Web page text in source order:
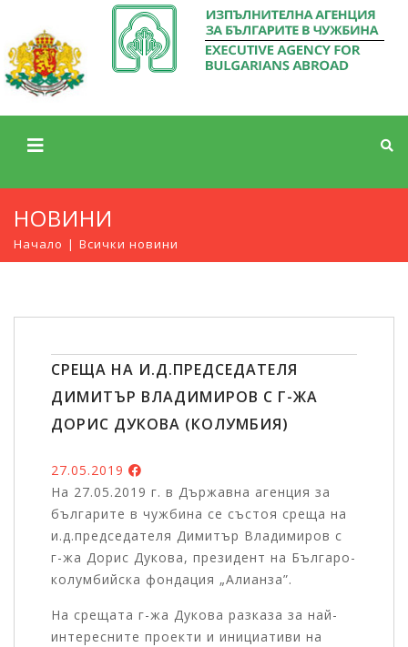
НОВИНИ
Начало Всички новини
СРЕЩА НА И.Д.ПРЕДСЕДАТЕЛЯ
ДИМИТЪР ВЛАДИМИРОВ С Г-ЖА
ДОРИС ДУКОВА (КОЛУМБИЯ)
27.05.2019
На 27.05.2019 г. в Държавна агенция за
българите в чужбина се състоя среща на
и.д.председателя Димитър Владимиров с
г-жа Дорис Дукова, президент на Българо-
колумбийска фондация „Алианза”.
На срещата г-жа Дукова разказа за най-
интересните проекти и инициативи на